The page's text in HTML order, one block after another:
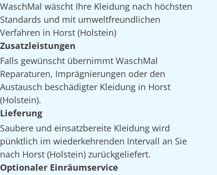
WaschMal wäscht Ihre Kleidung nach höchsten
Standards und mit umweltfreundlichen
Verfahren in Horst (Holstein)
Zusatzleistungen
Falls gewünscht übernimmt WaschMal
Reparaturen, Imprägnierungen oder den
Austausch beschädigter Kleidung in Horst
(Holstein).
Lieferung
Saubere und einsatzbereite Kleidung wird
pünktlich im wiederkehrenden Intervall an Sie
nach Horst (Holstein) zurückgeliefert.
Optionaler Einräumservice